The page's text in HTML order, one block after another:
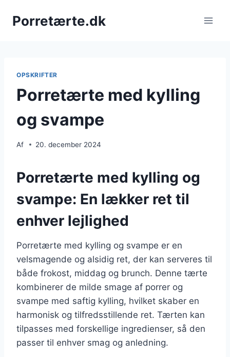
Porretærte.dk
OPSKRIFTER
Porretærte med kylling
og svampe
Af 20. december 2024
Porretærte med kylling og
svampe: En lækker ret til
enhver lejlighed
Porretærte med kylling og svampe er en
velsmagende og alsidig ret, der kan serveres til
både frokost, middag og brunch. Denne tærte
kombinerer de milde smage af porrer og
svampe med saftig kylling, hvilket skaber en
harmonisk og tilfredsstillende ret. Tærten kan
tilpasses med forskellige ingredienser, så den
passer til enhver smag og anledning.